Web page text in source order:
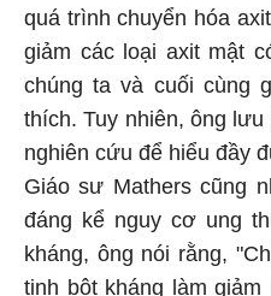
quá trình chuyển hóa
giảm các loại axit mật
chúng ta và cuối cùng
thích. Tuy nhiên, ông
nghiên cứu để hiểu đầy
Giáo sư Mathers cũng
đáng kể nguy cơ ung
kháng, ông nói rằng,
tinh bột kháng làm